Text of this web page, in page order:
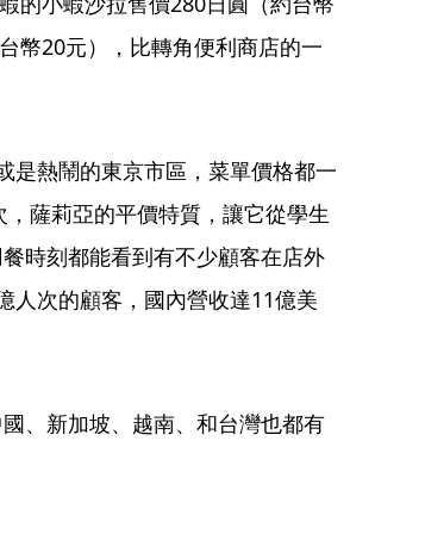
幣20元），比轉角便利商店的一
是熱鬧的東京市區，菜單價格都一
薩莉亞的平價特質，讓它從學生
時刻都能看到有不少顧客在店外
人次的顧客，國內營收達11億美
、新加坡、越南、和台灣也都有